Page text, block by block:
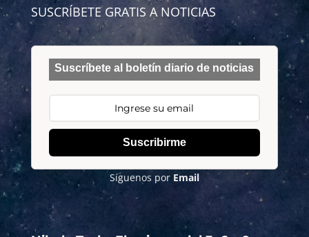
SUSCRÍBETE GRATIS A NOTICIAS
Suscríbete al boletín diario de noticias
Suscribirme
Síguenos por Email